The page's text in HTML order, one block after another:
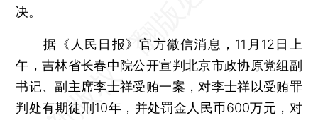
决。
据《人民日报》官方微信消息，11月12日上
午，吉林省长春中院公开宣判北京市政协原党组副
书记、副主席李士祥受贿一案，对李士祥以受贿罪
判处有期徒刑10年，并处罚金人民币600万元，对